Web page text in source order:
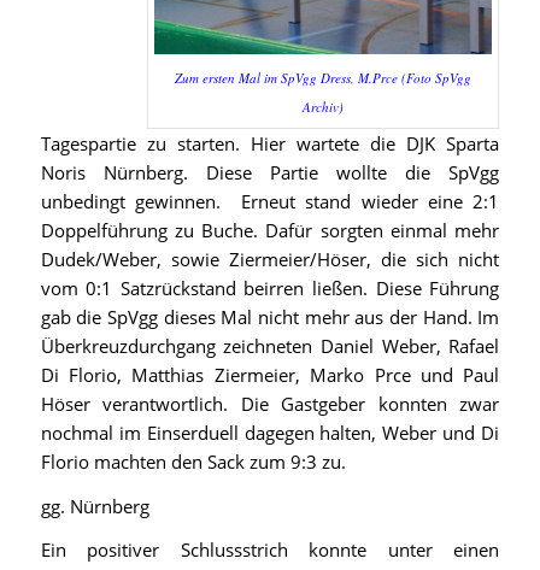
Zum ersten Mal im SpVgg Dress, M.Prce (Foto SpVgg
Archiv)
Tagespartie zu starten. Hier wartete die DJK Sparta
Noris Nürnberg. Diese Partie wollte die SpVgg
unbedingt gewinnen. Erneut stand wieder eine 2:1
Doppelführung zu Buche. Dafür sorgten einmal mehr
Dudek/Weber, sowie Ziermeier/Höser, die sich nicht
vom 0:1 Satzrückstand beirren ließen. Diese Führung
gab die SpVgg dieses Mal nicht mehr aus der Hand. Im
Überkreuzdurchgang zeichneten Daniel Weber, Rafael
Di Florio, Matthias Ziermeier, Marko Prce und Paul
Höser verantwortlich. Die Gastgeber konnten zwar
nochmal im Einserduell dagegen halten, Weber und Di
Florio machten den Sack zum 9:3 zu.
gg. Nürnberg
Ein positiver Schlussstrich konnte unter einen